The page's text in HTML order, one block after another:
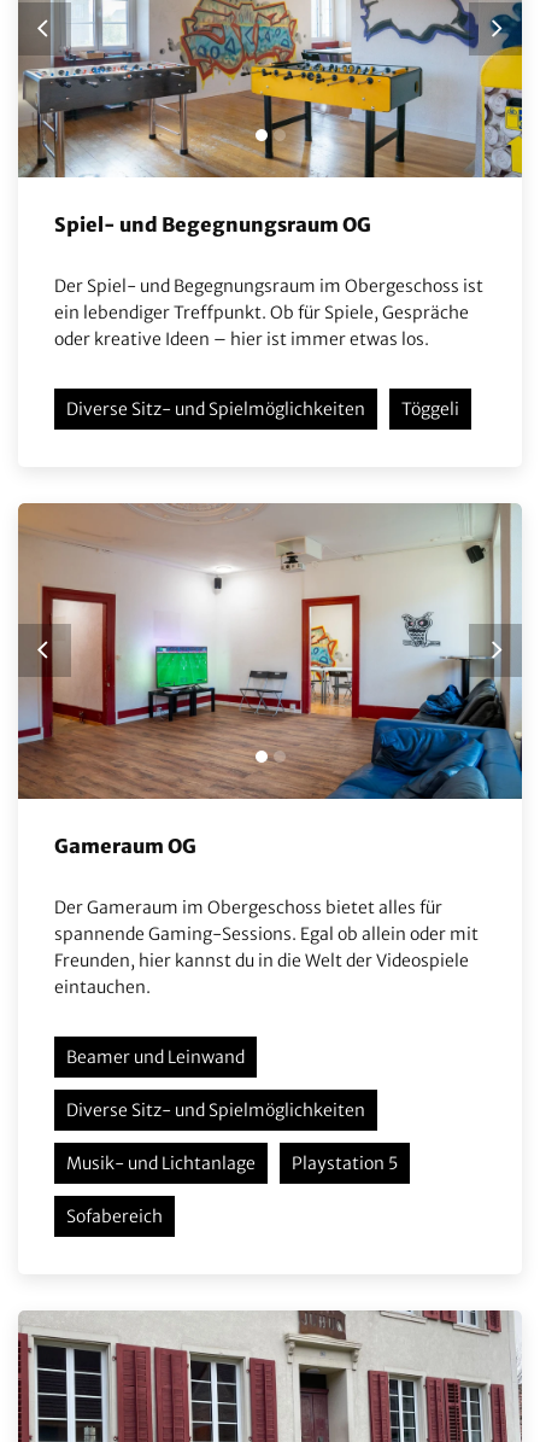
Spiel- und Begegnungsraum OG
Der Spiel- und Begegnungsraum im Obergeschoss ist
ein lebendiger Treffpunkt. Ob für Spiele, Gespräche
oder kreative Ideen – hier ist immer etwas los.
Diverse Sitz- und Spielmöglichkeiten Töggeli
Gameraum OG
Der Gameraum im Obergeschoss bietet alles für
spannende Gaming-Sessions. Egal ob allein oder mit
Freunden, hier kannst du in die Welt der Videospiele
eintauchen.
Beamer und Leinwand
Diverse Sitz- und Spielmöglichkeiten
Musik- und Lichtanlage Playstation 5
Sofabereich